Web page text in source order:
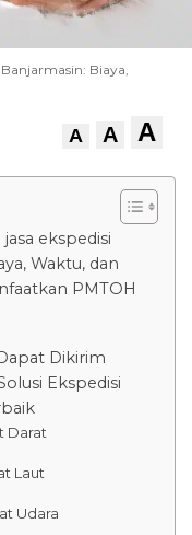
Biaya,
A A A
ekspedisi
Waktu, dan
PMTOH
Dikirim
Ekspedisi
Darat
Laut
Udara